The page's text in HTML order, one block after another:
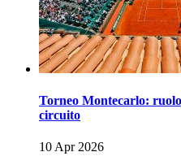
Torneo Montecarlo:
circuito
10 Apr 2026